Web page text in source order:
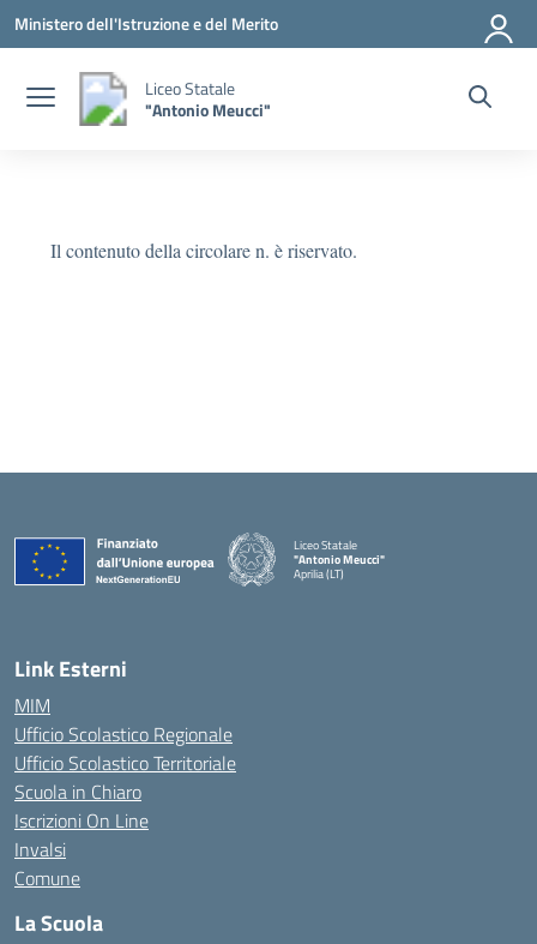
Vai ai contenuti
Vai al menu di navigazione
Vai al footer
Ministero dell'Istruzione e del Merito
Liceo Statale
"Antonio Meucci"
Il contenuto della circolare n. è riservato.
Liceo Statale
"Antonio Meucci"
Aprilia (LT)
Link Esterni
MIM
Ufficio Scolastico Regionale
Ufficio Scolastico Territoriale
Scuola in Chiaro
Iscrizioni On Line
Invalsi
Comune
La Scuola